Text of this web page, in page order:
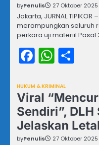
byPenulis 27 Oktober 2025
Jakarta, JURNAL
merampungkan seluruh
perkara uji materiil Pasal
Facebook
HUKUM & KRIMINAL
Viral
Sendiri”,
Jelaskan
byPenulis 27 Oktober 2025